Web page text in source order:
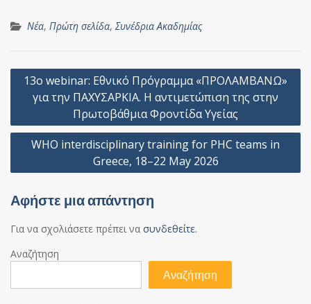
Νέα, Πρώτη σελίδα,Συνέδρια Ακαδημίας
Πλοήγηση
άρθρων
13o webinar: Εθνικό Πρόγραμμα «ΠΡΟΛΑΜΒΑΝΩ»
για την ΠΑΧΥΣΑΡΚΙΑ. Η αντιμετώπιση της στην
Πρωτοβάθμια Φροντίδα Υγείας
WHO interdisciplinary training for PHC teams in
Greece, 18–22 May 2026
Αφήστε μια απάντηση
Για να σχολιάσετε πρέπει να συνδεθείτε.
Αναζήτηση
Αναζήτηση